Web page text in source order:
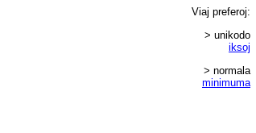
Viaj preferoj:
> unikodo
iksoj
> normala
minimuma